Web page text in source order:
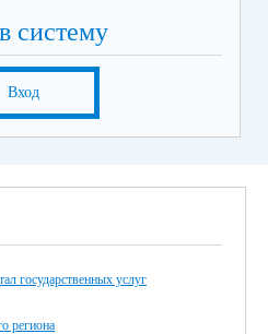
систему
Вход
государственных услуг
региона